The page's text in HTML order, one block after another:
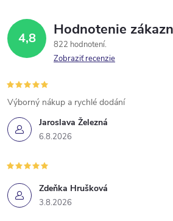
i
e
r
v
k
y
v
v
a
n
e
4,8 Hodnotenie
822 hodnotení
Zobraziť recenzie
Jaroslava Železná
6.8.2026
Výborný nákup a rychlé dodání
Zdeňka Hrušková
3.8.2026